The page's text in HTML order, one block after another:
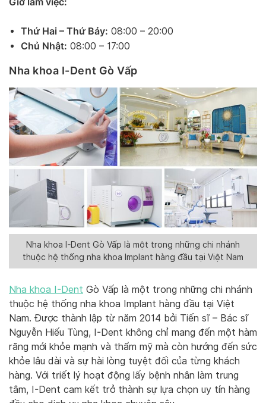
Thứ Hai – Thứ Bảy: 08:00 – 20:00
Chủ Nhật: 08:00 – 17:00
Nha khoa I-Dent Gò Vấp
Nha khoa I-Dent Gò Vấp là một trong những chi nhánh
thuộc hệ thống nha khoa Implant hàng đầu tại Việt Nam
Nha khoa I-Dent Gò Vấp là một trong những chi nhánh
thuộc hệ thống nha khoa Implant hàng đầu tại Việt
Nam. Được thành lập từ năm 2014 bởi Tiến sĩ – Bác sĩ
Nguyễn Hiếu Tùng, I-Dent không chỉ mang đến một hàm
răng mới khỏe mạnh và thẩm mỹ mà còn hướng đến sức
khỏe lâu dài và sự hài lòng tuyệt đối của từng khách
hàng. Với triết lý hoạt động lấy bệnh nhân làm trung
tâm, I-Dent cam kết trở thành sự lựa chọn uy tín hàng